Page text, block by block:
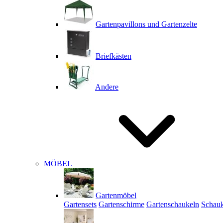
Gartenpavillons und Gartenzelte
Briefkästen
Andere
MÖBEL
Gartenmöbel
Gartensets Gartenschirme Gartenschaukeln